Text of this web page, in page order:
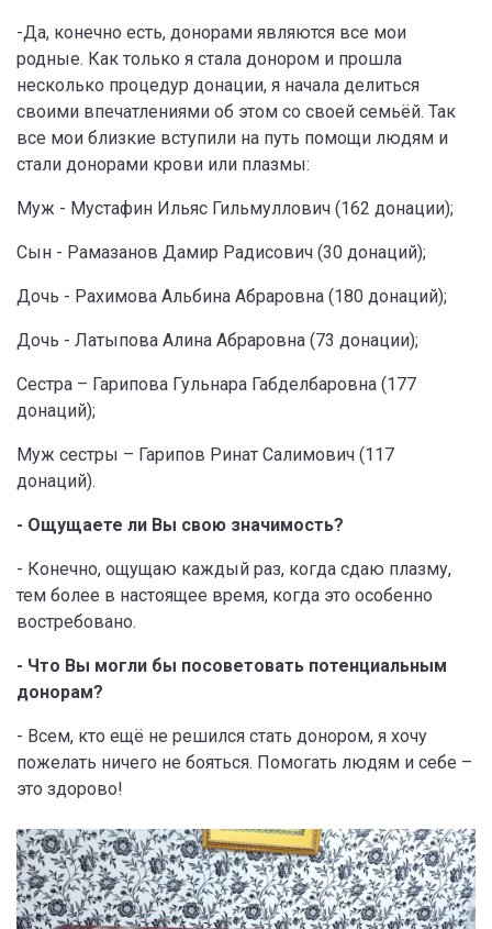
-Да, конечно есть, донорами являются все мои
родные. Как только я стала донором и прошла
несколько процедур донации, я начала делиться
своими впечатлениями об этом со своей семьёй. Так
все мои близкие вступили на путь помощи людям и
стали донорами крови или плазмы:
Муж - Мустафин Ильяс Гильмуллович (162 донации);
Сын - Рамазанов Дамир Радисович (30 донаций);
Дочь - Рахимова Альбина Абраровна (180 донаций);
Дочь - Латыпова Алина Абраровна (73 донации);
Сестра – Гарипова Гульнара Габделбаровна (177
донаций);
Муж сестры – Гарипов Ринат Салимович (117
донаций).
- Ощущаете ли Вы свою значимость?
- Конечно, ощущаю каждый раз, когда сдаю плазму,
тем более в настоящее время, когда это особенно
востребовано.
- Что Вы могли бы посоветовать потенциальным
донорам?
- Всем, кто ещё не решился стать донором, я хочу
пожелать ничего не бояться. Помогать людям и себе –
это здорово!